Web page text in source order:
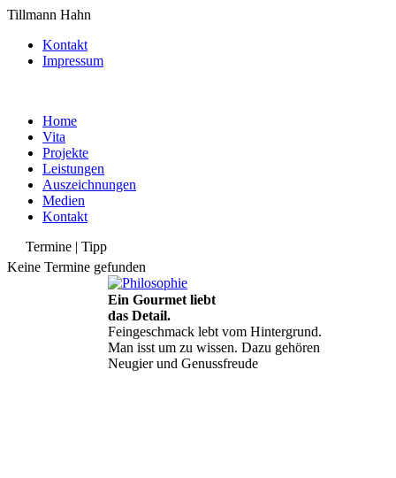
Tillmann Hahn
Kontakt
Impressum
Home
Vita
Projekte
Leistungen
Auszeichnungen
Medien
Kontakt
Termine | Tipp
Keine Termine gefunden
Ein Gourmet liebt
das Detail.
Feingeschmack lebt vom Hintergrund.
Man isst um zu wissen. Dazu gehören
Neugier und Genussfreude